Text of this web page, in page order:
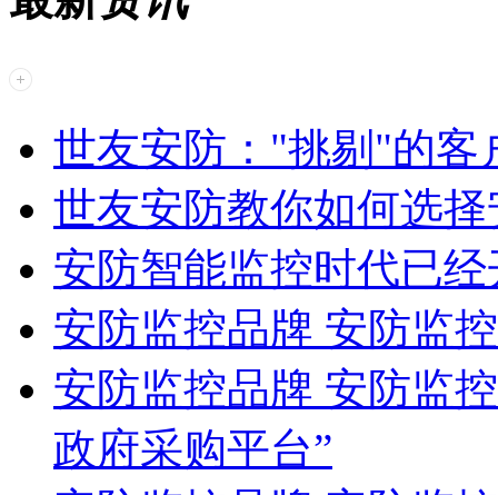
世友安防："挑剔"的客
世友安防教你如何选
安防智能监控时代已
安防监控品牌 安防监
安防监控品牌 安防监
政府采购平台”